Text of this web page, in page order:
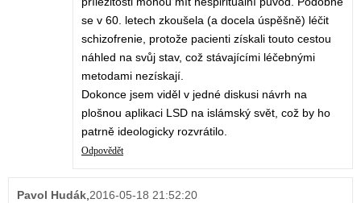
se v 60. letech zkoušela (a docela úspěšně) léčit
schizofrenie, protože pacienti získali touto cestou
náhled na svůj stav, což stávajícími léčebnými
metodami nezískají.
Dokonce jsem viděl v jedné diskusi návrh na
plošnou aplikaci LSD na islámský svět, což by ho
patrně ideologicky rozvrátilo.
Odpovědět
Pavol Hudák,2016-05-18 21:52:20